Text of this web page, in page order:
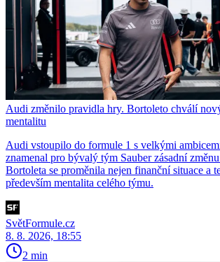
Audi změnilo pravidla hry. Bortoleto chválí
mentalitu
Audi vstoupilo do formule 1 s velkými
znamenal pro bývalý tým Sauber zásadní
Bortoleta se proměnila nejen finanční situace a
především mentalita celého týmu.
SvětFormule.cz
8. 8. 2026, 18:55
2 min